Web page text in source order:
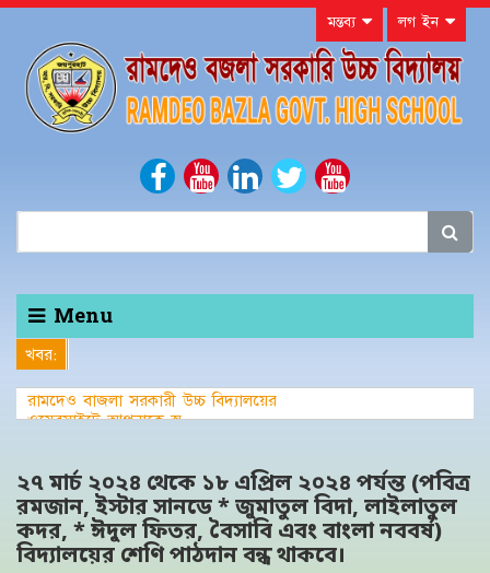
মন্তব্য লগ ইন
Menu
খবর:
রামদেও বাজলা সরকারী উচ্চ বিদ্যালয়ের
ওয়েবসাইটে আপনাকে স্বাগতম।
২৭ মার্চ ২০২৪ থেকে ১৮ এপ্রিল ২০২৪ পর্যন্ত (পবিত্র
রমজান, ইস্টার সানডে * জুমাতুল বিদা, লাইলাতুল
কদর, * ঈদুল ফিতর, বৈসাবি এবং বাংলা নববর্ষ)
বিদ্যালয়ের শেণি পাঠদান বন্ধ থাকবে।